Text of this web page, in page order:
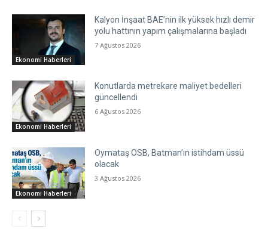
Ekonomi Haberleri
Kalyon İnşaat BAE’nin ilk yüksek hızlı demir
yolu hattının yapım çalışmalarına başladı
7 Ağustos 2026
Ekonomi Haberleri
Konutlarda metrekare maliyet bedelleri
güncellendi
6 Ağustos 2026
Ekonomi Haberleri
Oymataş OSB, Batman’ın istihdam üssü
olacak
3 Ağustos 2026